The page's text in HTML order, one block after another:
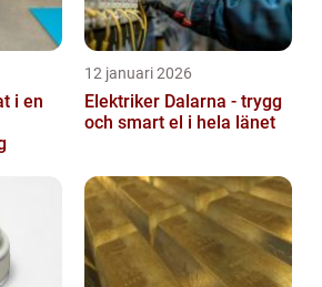
i en
12 januari 2026
Elektriker Dalarna - trygg
och smart el i hela länet